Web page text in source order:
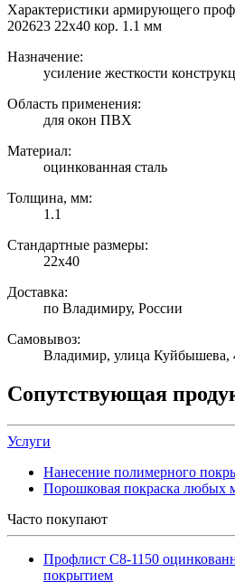
Характеристики армирующего
202623 22х40 кор. 1.1 мм
Назначение:
усиление жесткости
Область применения:
для окон ПВХ
Материал:
оцинкованная сталь
Толщина, мм:
1.1
Стандартные размеры:
22х40
Доставка:
по Владимиру, России
Самовывоз:
Владимир, улица Куйбышева,
Сопутствующая
Услуги
Нанесение полимерного
Порошковая покраска любых
Часто покупают
Профлист С8-1150
покрытием